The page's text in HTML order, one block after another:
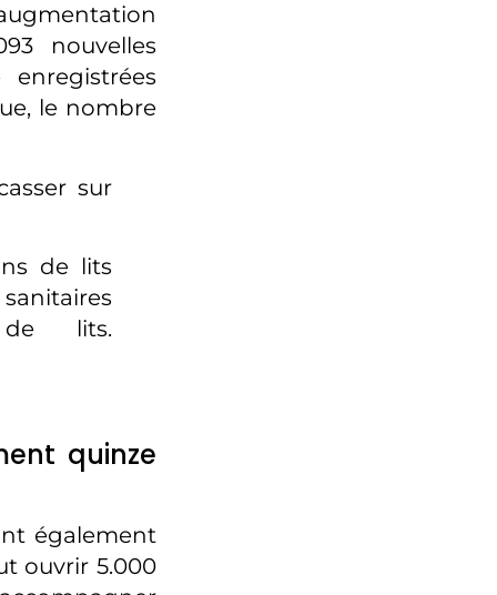
nouvelles
le nombre
sur
de lits
lits.
quinze
également
ouvrir 5.000